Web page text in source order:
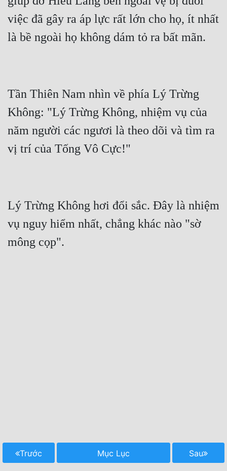
việc đã gây ra áp lực rất lớn cho họ, ít nhất
Tần Thiên Nam nhìn về phía Lý Trừng
Không: "Lý Trừng Không, nhiệm vụ của
năm người các ngươi là theo dõi và tìm ra
Lý Trừng Không hơi đổi sắc. Đây là nhiệm
vụ nguy hiểm nhất, chẳng khác nào "sờ
Trước Mục Lục Sau